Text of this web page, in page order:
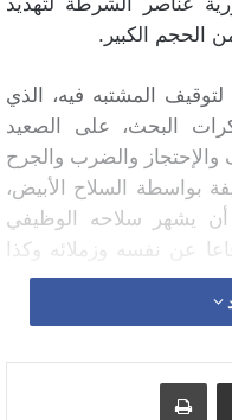
الكبير.
المشتبه فيه، الذي
البحث، على الصعيد
والإحتجاز والضرب والجرح
بواسطة السلاح الأبيض،
يشهر سلاحه الوظيفي
عن نفسه وزملائه وكذا
رصاصة وحسب المصدر ذاته
مشاركة عبر البريد طباعة